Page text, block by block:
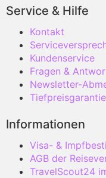
Service & Hilfe
Kontakt
Kundenservice
Fragen &
Newsletter-
Tiefpreisgarantie
Informationen
Visa- &
AGB der
TravelScout24